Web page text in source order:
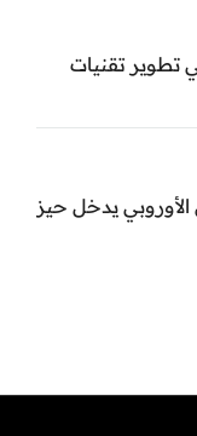
تطوير تقنيات
الأوروبي يدخل حيز